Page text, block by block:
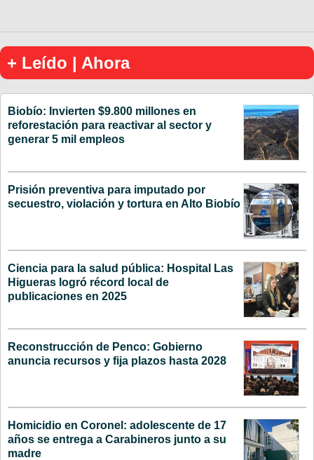
+ Leído | Ahora
Biobío: Invierten $9.800 millones en
reforestación para reactivar al sector y
generar 5 mil empleos
Prisión preventiva para imputado por
secuestro, violación y tortura en Alto Biobío
Ciencia para la salud pública: Hospital Las
Higueras logró récord local de
publicaciones en 2025
Reconstrucción de Penco: Gobierno
anuncia recursos y fija plazos hasta 2028
Homicidio en Coronel: adolescente de 17
años se entrega a Carabineros junto a su
madre